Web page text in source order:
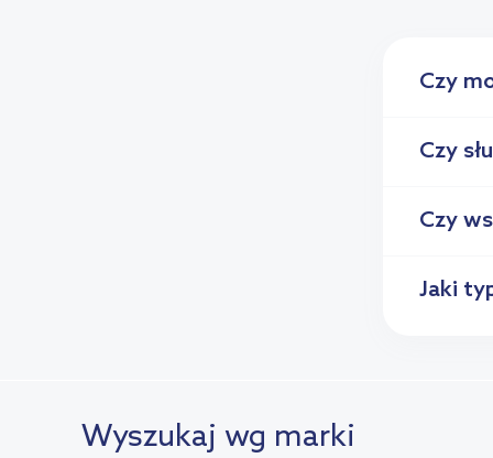
Czy
Czy
Czy
Jaki
Wyszukaj wg marki